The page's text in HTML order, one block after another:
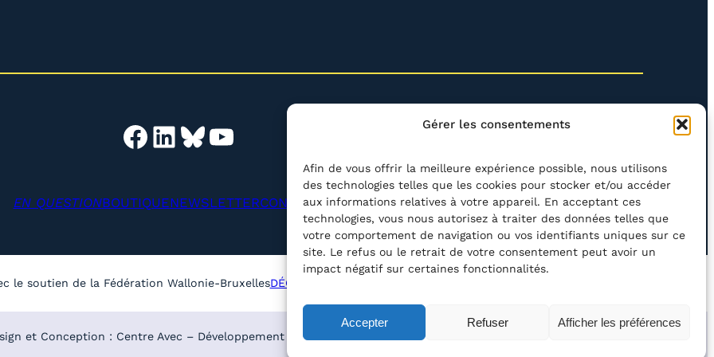
Gérer les consentements
Afin de vous offrir la meilleure expérience possible, nous utilisons
des technologies telles que les cookies pour stocker et/ou accéder
aux informations relatives à votre appareil. En acceptant ces
technologies, vous nous autorisez à traiter des données telles que
votre comportement de navigation ou vos identifiants uniques sur ce
site. Le refus ou le retrait de votre consentement peut avoir un
impact négatif sur certaines fonctionnalités.
Accepter Refuser Afficher les préférences
Facebook LinkedIn Bluesky YouTube
EN QUESTIONBOUTIQUENEWSLETTERCONTACT
Rechercher
le soutien de la Fédération Wallonie-BruxellesDÉCLARATION D’ACCESSIBILITÉ
et Conception : Centre Avec – Développement : Média Animation asbl